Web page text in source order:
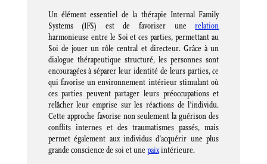
Un élément essentiel de la thérapie Internal Family
Systems (IFS) est de favoriser unerelation
harmonieuse entre le Soi et ces parties, permettant au
Soi de jouer un rôle central et directeur. Grâce à un
dialogue thérapeutique structuré, les personnes sont
encouragées à séparer leur identité de leurs parties, ce
qui favorise un environnement intérieur stimulant où
ces parties peuvent partager leurs préoccupations et
relâcher leur emprise sur les réactions de l’individu.
Cette approche favorise non seulement la guérison des
conflits internes et des traumatismes passés, mais
permet également aux individus d’acquérir une plus
grande conscience de soi et unepaixintérieure.